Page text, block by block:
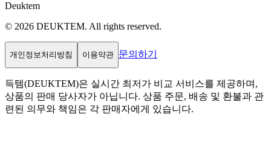
Deuktem
© 2026 DEUKTEM. All rights reserved.
개인정보처리방침 이용약관 문의하기
득템(DEUKTEM)은 실시간 최저가 비교 서비스를 제공하며,
상품의 판매 당사자가 아닙니다. 상품 주문, 배송 및 환불과 관
련된 의무와 책임은 각 판매자에게 있습니다.